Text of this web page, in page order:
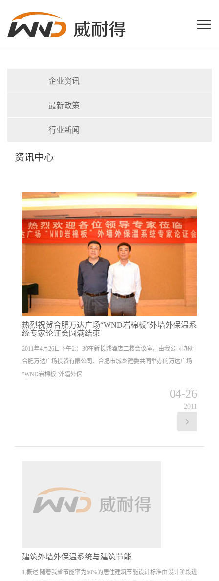
企业资讯
最新政策
行业新闻
资讯中心
热烈祝贺合肥万达广场“WND岩棉板”外墙外保温系
统专家论证会圆满结束
2011年4月26日下午2:：30在新长城酒店二楼会议室，由我公司协助
合肥万达广场投资有限公司、合肥市城乡建委共同举办的万达广场
“WND岩棉板”外墙外保
04-26
2011
建筑外墙外保温系统与建筑节能
1.概述 随着我省节能率为50%的居住建筑节能设计标准由设计阶段进